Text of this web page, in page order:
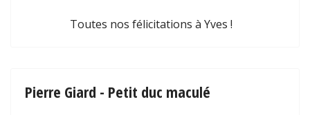
Toutes nos félicitations à Yves !
Pierre Giard - Petit duc maculé